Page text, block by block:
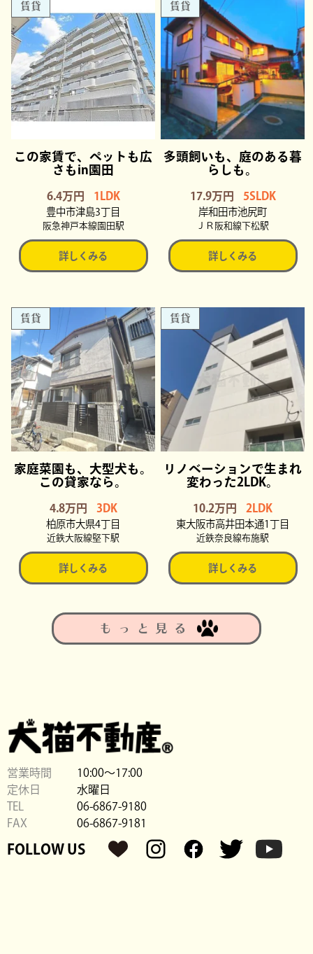
賃貸
この家賃で、ペットも広
さもin園田
6.4万円 1LDK
豊中市津島3丁目
阪急神戸本線園田駅
詳しくみる
賃貸
多頭飼いも、庭のある暮
らしも。
17.9万円 5SLDK
岸和田市池尻町
ＪＲ阪和線下松駅
詳しくみる
賃貸
家庭菜園も、大型犬も。
この貸家なら。
4.8万円 3DK
柏原市大県4丁目
近鉄大阪線堅下駅
詳しくみる
賃貸
リノベーションで生まれ
変わった2LDK。
10.2万円 2LDK
東大阪市高井田本通1丁目
近鉄奈良線布施駅
詳しくみる
もっと見る
営業時間
10:00〜17:00
定休日
水曜日
TEL
06-6867-9180
FAX
06-6867-9181
FOLLOW US